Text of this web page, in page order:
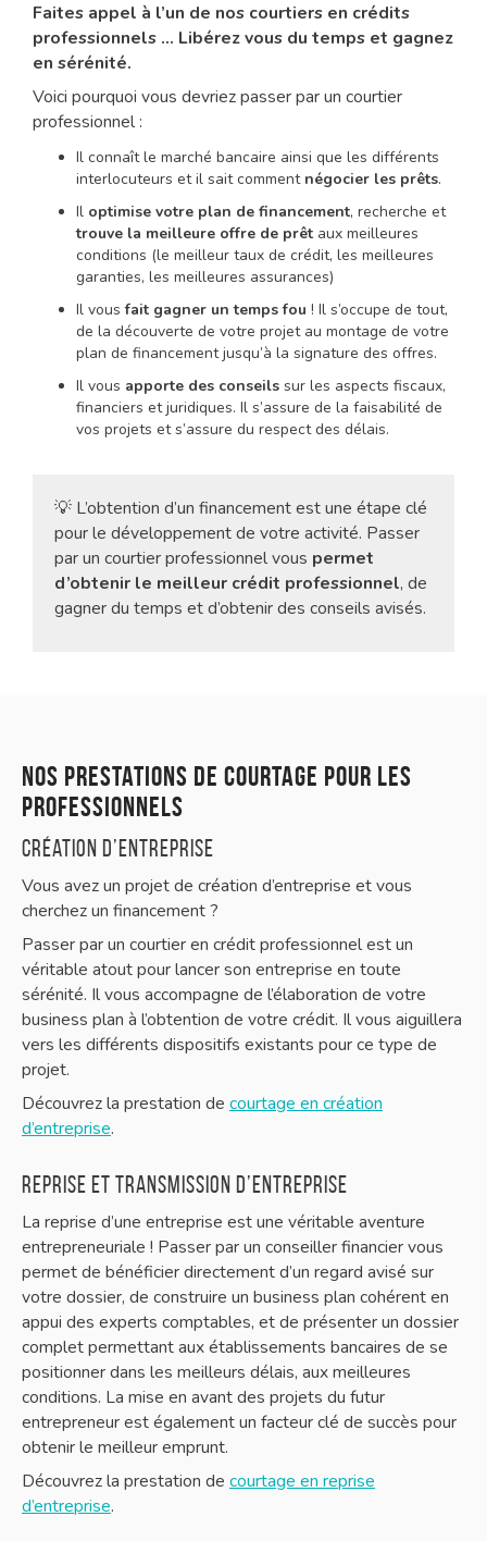
Faites appel à l’un de nos courtiers en crédits
professionnels … Libérez vous du temps et gagnez
en sérénité.
Voici pourquoi vous devriez passer par un courtier
professionnel :
Il connaît le marché bancaire ainsi que les différents
interlocuteurs et il sait comment négocier les prêts.
Il optimise votre plan de financement, recherche et
trouve la meilleure offre de prêt aux meilleures
conditions (le meilleur taux de crédit, les meilleures
garanties, les meilleures assurances)
Il vousfait gagner un temps fou ! Il s’occupe de tout,
de la découverte de votre projet au montage de votre
plan de financement jusqu’à la signature des offres.
Il vous apporte des conseils sur les aspects fiscaux,
financiers et juridiques. Il s’assure de la faisabilité de
vos projets et s’assure du respect des délais.
💡 L’obtention d’un financement est une étape clé
pour le développement de votre activité. Passer
par un courtier professionnel vous permet
d’obtenir le meilleur crédit professionnel, de
gagner du temps et d’obtenir des conseils avisés.
Nos prestations de courtage pour les
professionnels
Création d’entreprise
Vous avez un projet de création d’entreprise et vous
cherchez un financement ?
Passer par un courtier en crédit professionnel est un
véritable atout pour lancer son entreprise en toute
sérénité. Il vous accompagne de l’élaboration de votre
business plan à l’obtention de votre crédit. Il vous aiguillera
vers les différents dispositifs existants pour ce type de
projet.
Découvrez la prestation de courtage en création
d’entreprise.
Reprise et transmission d’entreprise
La reprise d’une entreprise est une véritable aventure
entrepreneuriale ! Passer par un conseiller financier vous
permet de bénéficier directement d’un regard avisé sur
votre dossier, de construire un business plan cohérent en
appui des experts comptables, et de présenter un dossier
complet permettant aux établissements bancaires de se
positionner dans les meilleurs délais, aux meilleures
conditions. La mise en avant des projets du futur
entrepreneur est également un facteur clé de succès pour
obtenir le meilleur emprunt.
Découvrez la prestation de courtage en reprise
d’entreprise.